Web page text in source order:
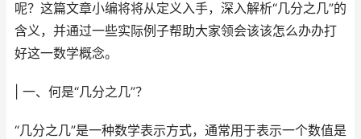
呢？这篇文章小编将将从定义入手，深入解析“几分之几”的
含义，并通过一些实际例子帮助大家领会该该怎么办办打
好这一数学概念。
| 一、何是“几分之几”？
“几分之几”是一种数学表示方式，通常用于表示一个数值是